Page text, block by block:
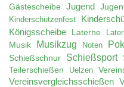
Gästescheibe
Jugend
Kinderschützenfest
Königsscheibe
Laterne
Musik
Musikzug Noten
Schießschnur
Schießsport
Teilerschießen Uelzen
Vereinsvergleichsschießen